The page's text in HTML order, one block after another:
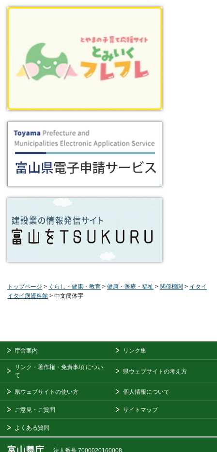
トップページ > くらし・健康・教育 > 健康・医療・福祉 > 関係機関 > イタイ
イタイ病資料館 > 中文簡体字
庁舎案内 リンク集
リンク・著作権・免責事項 につい
て
県ウェブサイトの考え方
県ウェブサイトの使い方 個人情報について
ご意見・ご質問 サイトマップ
よくある質問
法人番号 7000020160008